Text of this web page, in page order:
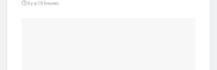
il y a 19 heures